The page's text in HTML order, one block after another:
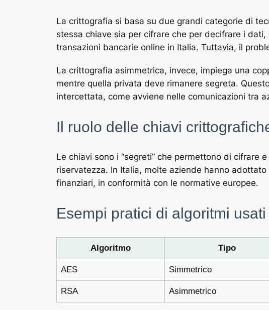
La crittografia si basa su due grandi categorie di
stessa chiave sia per cifrare che per decifrare i
transazioni bancarie online in Italia. Tuttavia, il
La crittografia asimmetrica, invece, impiega una
mentre quella privata deve rimanere segreta.
intercettata, come avviene nelle comunicazioni tra
Il ruolo delle chiavi
Le chiavi sono i “segreti” che permettono di cifrare
riservatezza. In Italia, molte aziende hanno
finanziari, in conformità con le normative europee.
Esempi pratici di algoritmi
Algoritmo Tipo
AES Simmetrico
RSA Asimmetrico